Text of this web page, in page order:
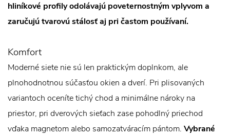
hliníkové profily odolávajú poveternostným vplyvom a
zaručujú tvarovú stálosť aj pri častom používaní.
Komfort
Moderné siete nie sú len praktickým doplnkom, ale
plnohodnotnou súčasťou okien a dverí. Pri plisovaných
variantoch oceníte tichý chod a minimálne nároky na
priestor, pri dverových sieťach zase pohodlný priechod
vďaka magnetom alebo samozatváracím pántom. Vybrané